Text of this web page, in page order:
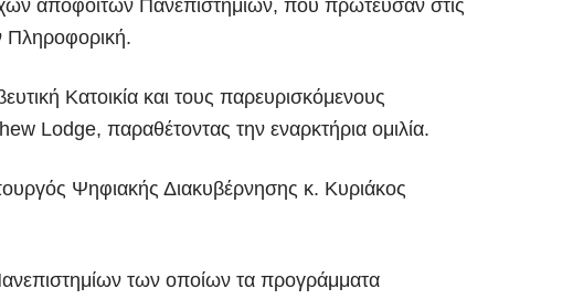
αποφοίτων Πανεπιστημίων, που πρώτευσαν στις
Πληροφορική.
Κατοικία και τους παρευρισκόμενους
Lodge, παραθέτοντας την εναρκτήρια ομιλία.
Ψηφιακής Διακυβέρνησης κ. Κυριάκος
των οποίων τα προγράμματα